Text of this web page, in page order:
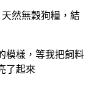
然無穀狗糧，結
模樣，等我把飼料
了起來